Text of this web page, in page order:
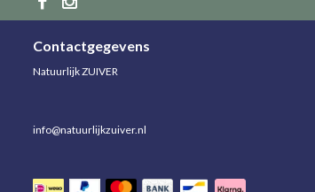
Contactgegevens
Natuurlijk ZUIVER
info@natuurlijkzuiver.nl